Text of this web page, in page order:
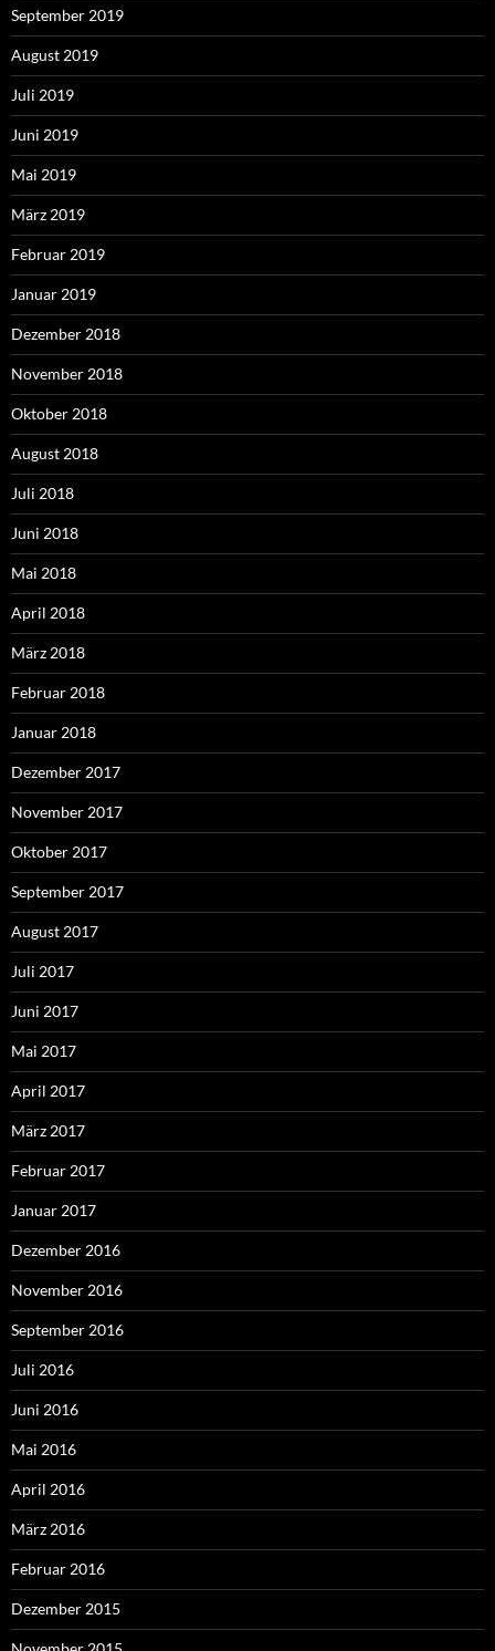
September 2019
August 2019
Juli 2019
Juni 2019
Mai 2019
März 2019
Februar 2019
Januar 2019
Dezember 2018
November 2018
Oktober 2018
August 2018
Juli 2018
Juni 2018
Mai 2018
April 2018
März 2018
Februar 2018
Januar 2018
Dezember 2017
November 2017
Oktober 2017
September 2017
August 2017
Juli 2017
Juni 2017
Mai 2017
April 2017
März 2017
Februar 2017
Januar 2017
Dezember 2016
November 2016
September 2016
Juli 2016
Juni 2016
Mai 2016
April 2016
März 2016
Februar 2016
Dezember 2015